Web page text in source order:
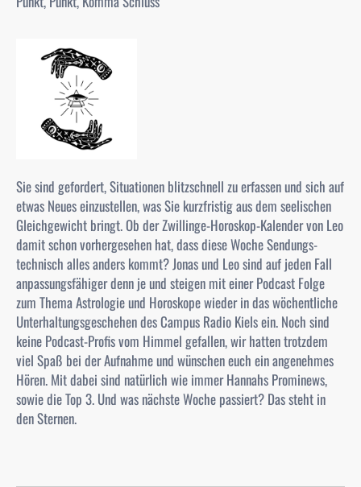
Sie sind gefordert, Situationen blitzschnell zu erfassen und sich auf
etwas Neues einzustellen, was Sie kurzfristig aus dem seelischen
Gleichgewicht bringt. Ob der Zwillinge-Horoskop-Kalender von Leo
damit schon vorhergesehen hat, dass diese Woche Sendungs-
technisch alles anders kommt? Jonas und Leo sind auf jeden Fall
anpassungsfähiger denn je und steigen mit einer Podcast Folge
zum Thema Astrologie und Horoskope wieder in das wöchentliche
Unterhaltungsgeschehen des Campus Radio Kiels ein. Noch sind
keine Podcast-Profis vom Himmel gefallen, wir hatten trotzdem
viel Spaß bei der Aufnahme und wünschen euch ein angenehmes
Hören. Mit dabei sind natürlich wie immer Hannahs Prominews,
sowie die Top 3. Und was nächste Woche passiert? Das steht in
den Sternen.